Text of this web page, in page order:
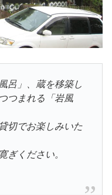
呂」、蔵を移築し
つまれる「岩風
切でお楽しみいた
ぎください。